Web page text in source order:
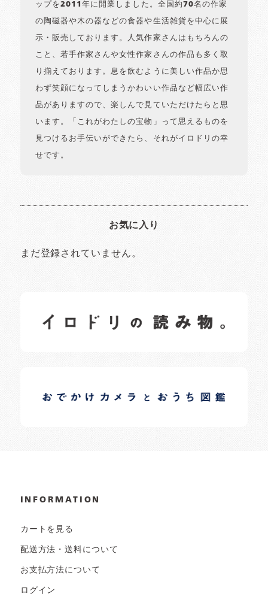
ップを2011年に開業しました。全国約70名の作家
の陶磁器や木の器などの食器や生活雑貨を中心に展
示・販売しております。人気作家さんはもちろんの
こと、若手作家さんや女性作家さんの作品も多く取
り揃えております。息を飲むように美しい作品か思
わず笑顔になってしまうかわいい作品など幅広い作
品がありますので、楽しんで見ていただけたらと思
います。「これがわたしの宝物」って思えるものを
見つけるお手伝いができたら、それがイロドリの幸
せです。
お気に入り
まだ登録されていません。
日常の様子など随時更新中です。
日常の様子など随時更新中です。
INFORMATION
カートを見る
配送方法・送料について
お支払方法について
ログイン